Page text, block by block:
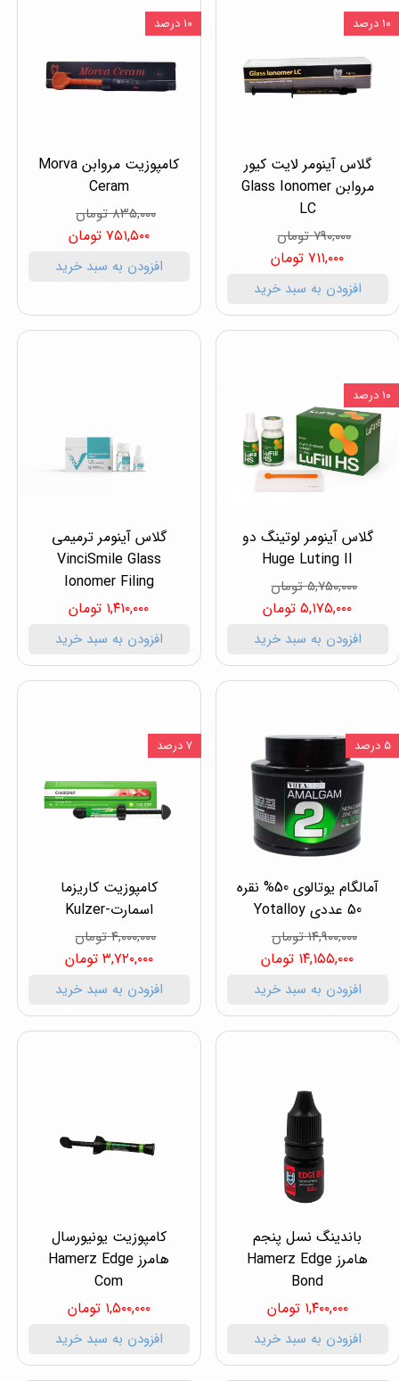
گلاس آینومر لایت کیور
مروابن Glass Ionomer
LC
۷۹۰,۰۰۰ تومان
۷۱۱,۰۰۰ تومان
افزودن به سبد خرید
۱۰ درصد
کامپوزیت مروابن Morva
Ceram
۸۳۵,۰۰۰ تومان
۷۵۱,۵۰۰ تومان
افزودن به سبد خرید
۱۰ درصد
گلاس آینومر لوتینگ دو
Huge Luting II
۵,۷۵۰,۰۰۰ تومان
۵,۱۷۵,۰۰۰ تومان
افزودن به سبد خرید
۱۰ درصد
گلاس آینومر ترمیمی
VinciSmile Glass
Ionomer Filing
۱,۴۱۰,۰۰۰ تومان
افزودن به سبد خرید
آمالگام یوتالوی 50% نقره
50 عددی Yotalloy
۱۴,۹۰۰,۰۰۰ تومان
۱۴,۱۵۵,۰۰۰ تومان
افزودن به سبد خرید
۵ درصد
کامپوزیت کاریزما
اسمارت-Kulzer
۴,۰۰۰,۰۰۰ تومان
۳,۷۲۰,۰۰۰ تومان
افزودن به سبد خرید
۷ درصد
باندینگ نسل پنجم
هامرز Hamerz Edge
Bond
۱,۴۰۰,۰۰۰ تومان
افزودن به سبد خرید
کامپوزیت یونیورسال
هامرز Hamerz Edge
Com
۱,۵۰۰,۰۰۰ تومان
افزودن به سبد خرید